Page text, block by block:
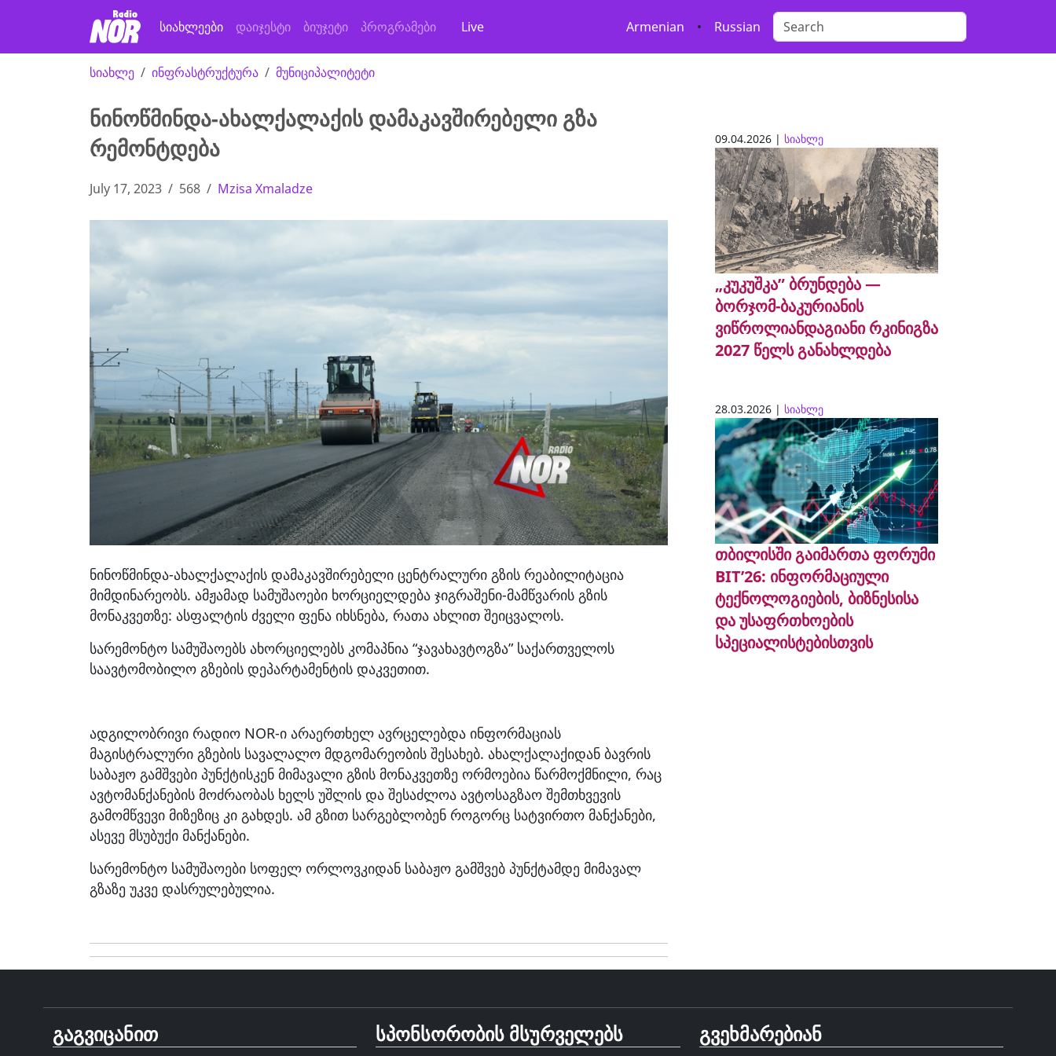
სიახლეები დაიჯესტი ბიუჯეტი პროგრამები Live Armenian • Russian
სიახლე ინფრასტრუქტურა მუნიციპალიტეტი
ნინოწმინდა-ახალქალაქის დამაკავშირებელი გზა
რემონტდება
July 17, 2023 568 Mzisa Xmaladze
ნინოწმინდა-ახალქალაქის დამაკავშირებელი ცენტრალური გზის რეაბილიტაცია
მიმდინარეობს. ამჟამად სამუშაოები ხორციელდება ჯიგრაშენი-მამწვარის გზის
მონაკვეთზე: ასფალტის ძველი ფენა იხსნება, რათა ახლით შეიცვალოს.
სარემონტო სამუშაოებს ახორციელებს კომაპნია “ჯავახავტოგზა” საქართველოს
საავტომობილო გზების დეპარტამენტის დაკვეთით.
ადგილობრივი რადიო NOR-ი არაერთხელ ავრცელებდა ინფორმაციას
მაგისტრალური გზების სავალალო მდგომარეობის შესახებ. ახალქალაქიდან ბავრის
საბაჟო გამშვები პუნქტისკენ მიმავალი გზის მონაკვეთზე ორმოებია წარმოქმნილი, რაც
ავტომანქანების მოძრაობას ხელს უშლის და შესაძლოა ავტოსაგზაო შემთხვევის
გამომწვევი მიზეზიც კი გახდეს. ამ გზით სარგებლობენ როგორც სატვირთო მანქანები,
ასევე მსუბუქი მანქანები.
სარემონტო სამუშაოები სოფელ ორლოვკიდან საბაჟო გამშვებ პუნქტამდე მიმავალ
გზაზე უკვე დასრულებულია.
09.04.2026 | სიახლე
„კუკუშკა” ბრუნდება —
ბორჯომ-ბაკურიანის
ვიწროლიანდაგიანი რკინიგზა
2027 წელს განახლდება
28.03.2026 | სიახლე
თბილისში გაიმართა ფორუმი
BIT’26: ინფორმაციული
ტექნოლოგიების, ბიზნესისა
და უსაფრთხოების
სპეციალისტებისთვის
გაგვიცანით სპონსორობის მსურველებს გვეხმარებიან